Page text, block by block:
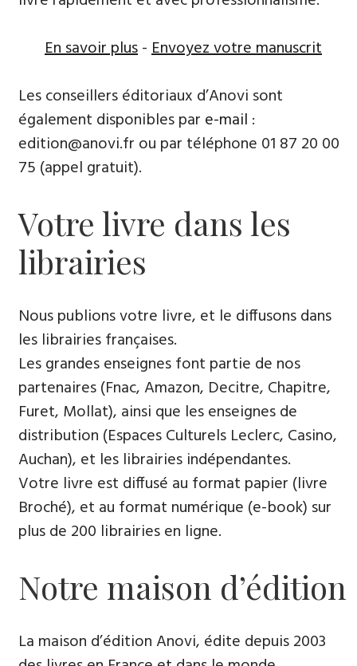
En savoir plus-Envoyez votre manuscrit
Les conseillers éditoriaux d’Anovi sont
également disponibles par e-mail :
edition@anovi.fr ou par téléphone 01 87 20 00
75 (appel gratuit).
Votre livre dans les
librairies
Nous publions votre livre, et le diffusons dans
les librairies françaises.
Les grandes enseignes font partie de nos
partenaires (Fnac, Amazon, Decitre, Chapitre,
Furet, Mollat), ainsi que les enseignes de
distribution (Espaces Culturels Leclerc, Casino,
Auchan), et les librairies indépendantes.
Votre livre est diffusé au format papier (livre
Broché), et au format numérique (e-book) sur
plus de 200 librairies en ligne.
Notre maison d’édition
La maison d’édition Anovi, édite depuis 2003